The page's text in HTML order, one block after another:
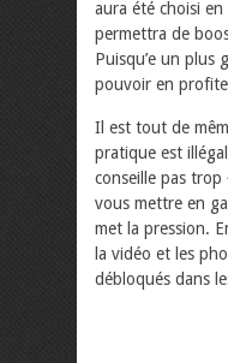
aura été choisi en
permettra de
Puisqu’e un plus
pouvoir en
Il est tout de
pratique est
conseille pas
vous mettre en
met la pression.
la vidéo et les
débloqués dans